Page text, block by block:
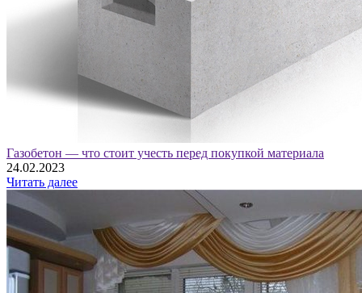
Газобетон — что стоит учесть перед покупкой материала
24.02.2023
Читать далее